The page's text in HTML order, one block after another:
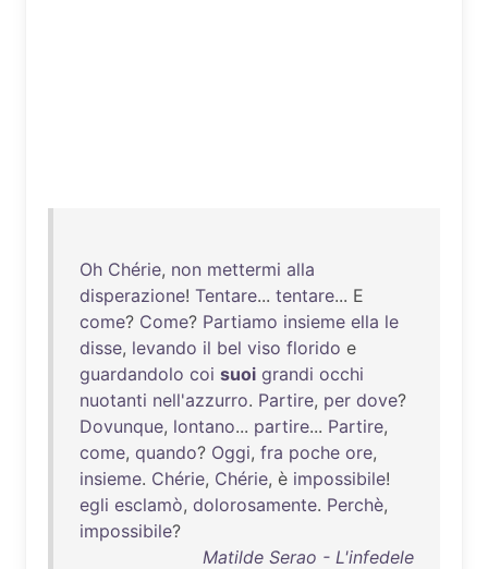
Oh Chérie, non mettermi alla
disperazione! Tentare... tentare... E
come? Come? Partiamo insieme ella le
disse, levando il bel viso florido e
guardandolo coi suoi grandi occhi
nuotanti nell'azzurro. Partire, per dove?
Dovunque, lontano... partire... Partire,
come, quando? Oggi, fra poche ore,
insieme. Chérie, Chérie, è impossibile!
egli esclamò, dolorosamente. Perchè,
impossibile?
Matilde Serao - L'infedele